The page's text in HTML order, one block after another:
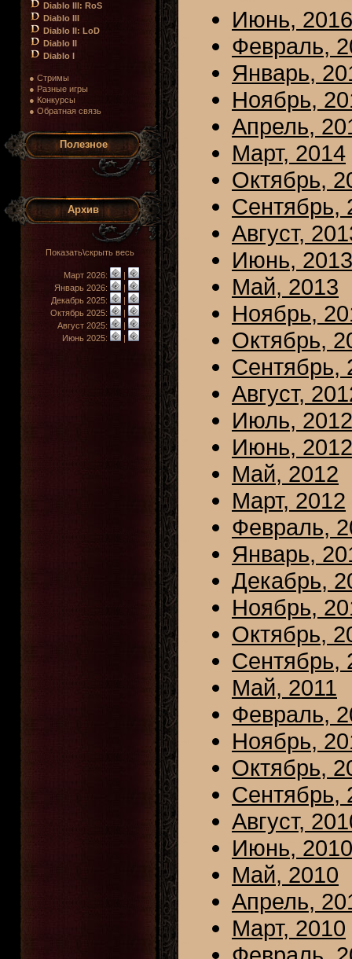
Diablo III: RoS
Diablo III
Diablo II: LoD
Diablo II
Diablo I
● Стримы
● Разные игры
● Конкурсы
● Обратная связь
Полезное
Архив
Показать\скрыть весь
Март 2026:
|
Январь 2026:
|
Декабрь 2025:
|
Октябрь 2025:
|
Август 2025:
|
Июнь 2025:
|
Июнь, 2016
Февраль,
Январь,
Ноябрь,
Апрель,
Март, 2014
Октябрь,
Сентябрь,
Август,
Июнь, 2013
Май, 2013
Ноябрь,
Октябрь,
Сентябрь,
Август,
Июль, 2012
Июнь, 2012
Май, 2012
Март, 2012
Февраль,
Январь,
Декабрь,
Ноябрь,
Октябрь,
Сентябрь,
Май, 2011
Февраль,
Ноябрь,
Октябрь,
Сентябрь,
Август,
Июнь, 2010
Май, 2010
Апрель,
Март, 2010